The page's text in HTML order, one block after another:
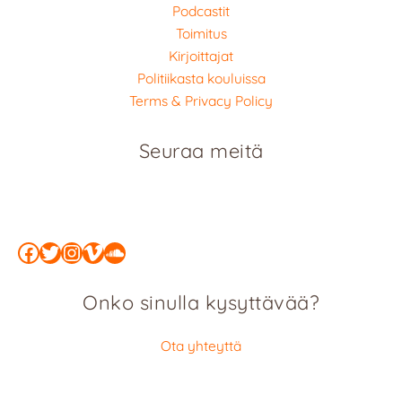
Podcastit
Toimitus
Kirjoittajat
Politiikasta kouluissa
Terms & Privacy Policy
Seuraa meitä
Facebook
Twitter
Instagram
Vimeo
SoundCloud
Onko sinulla kysyttävää?
Ota yhteyttä